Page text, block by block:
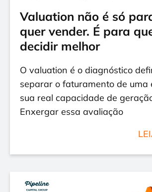
Valuation não é só
quer vender. É para
decidir melhor
O valuation é o diagnóstico
separar o faturamento de uma
sua real capacidade de
Enxergar essa avaliação